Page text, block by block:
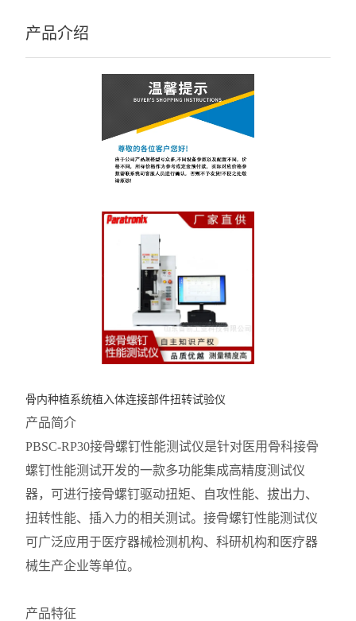
产品介绍
骨内种植系统植入体连接部件扭转试验仪
产品简介
PBSC-RP30接骨螺钉性能测试仪是针对医用骨科接骨
螺钉性能测试开发的一款多功能集成高精度测试仪
器，可进行接骨螺钉驱动扭矩、自攻性能、拔出力、
扭转性能、插入力的相关测试。接骨螺钉性能测试仪
可广泛应用于医疗器械检测机构、科研机构和医疗器
械生产企业等单位。
产品特征